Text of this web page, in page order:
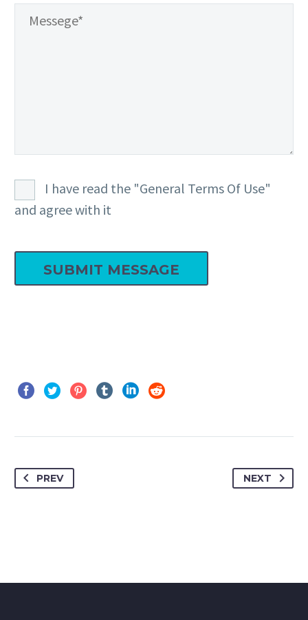
I have read the "General Terms Of Use"
and agree with it
PREV NEXT